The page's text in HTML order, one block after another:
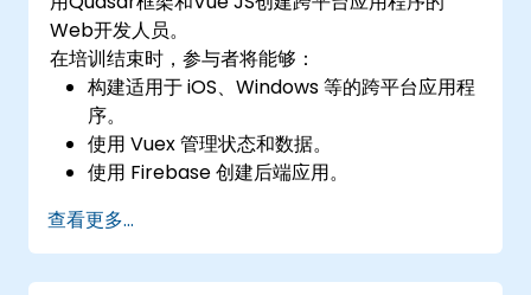
Web开发人员。
在培训结束时，参与者将能够：
构建适用于 iOS、Windows 等的跨平台应用程
序。
使用 Vuex 管理状态和数据。
使用 Firebase 创建后端应用。
查看更多...